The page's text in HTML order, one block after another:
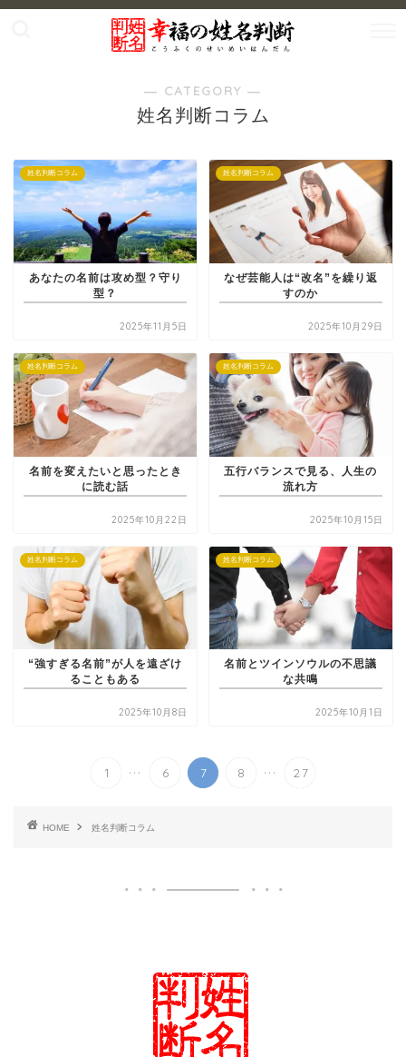
― CATEGORY ―
姓名判断コラム
姓名判断コラム
あなたの名前は攻め型？守り
型？
2025年11月5日
姓名判断コラム
なぜ芸能人は“改名”を繰り返
すのか
2025年10月29日
姓名判断コラム
名前を変えたいと思ったとき
に読む話
2025年10月22日
姓名判断コラム
五行バランスで見る、人生の
流れ方
2025年10月15日
姓名判断コラム
“強すぎる名前”が人を遠ざけ
ることもある
2025年10月8日
姓名判断コラム
名前とツインソウルの不思議
な共鳴
2025年10月1日
1 ... 6 7 8 ... 27
HOME 姓名判断コラム